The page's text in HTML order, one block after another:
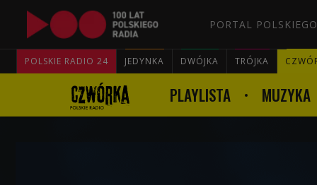
PORTAL
POLSKIE RADIO 24 JEDYNKA DWÓJKA TRÓJKA
PLAYLISTA MUZYKA